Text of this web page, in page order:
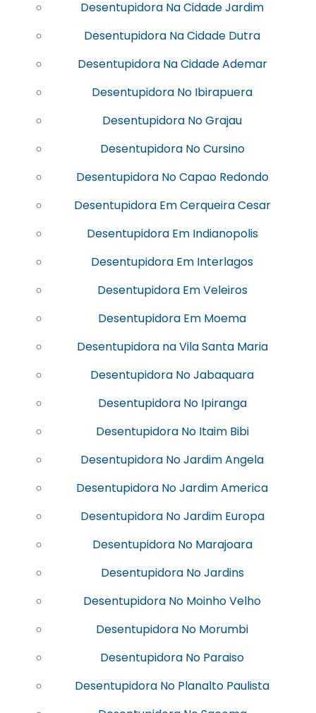
Desentupidora Na Cidade Jardim
Desentupidora Na Cidade Dutra
Desentupidora Na Cidade Ademar
Desentupidora No Ibirapuera
Desentupidora No Grajau
Desentupidora No Cursino
Desentupidora No Capao Redondo
Desentupidora Em Cerqueira Cesar
Desentupidora Em Indianopolis
Desentupidora Em Interlagos
Desentupidora Em Veleiros
Desentupidora Em Moema
Desentupidora na Vila Santa Maria
Desentupidora No Jabaquara
Desentupidora No Ipiranga
Desentupidora No Itaim Bibi
Desentupidora No Jardim Angela
Desentupidora No Jardim America
Desentupidora No Jardim Europa
Desentupidora No Marajoara
Desentupidora No Jardins
Desentupidora No Moinho Velho
Desentupidora No Morumbi
Desentupidora No Paraiso
Desentupidora No Planalto Paulista